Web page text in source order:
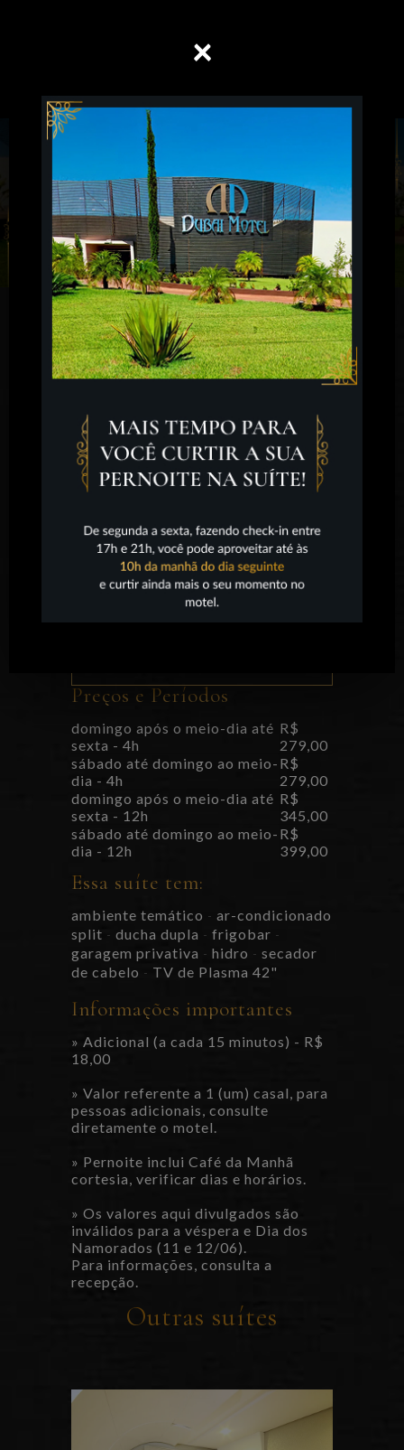
SUÍTES
Suíte Lounge
Preços e Períodos
domingo após o meio-dia até
sexta - 4h
R$
279,00
sábado até domingo ao meio-
dia - 4h
R$
279,00
domingo após o meio-dia até
sexta - 12h
R$
345,00
sábado até domingo ao meio-
dia - 12h
R$
399,00
Essa suíte tem:
ambiente temático - ar-condicionado
split - ducha dupla - frigobar -
garagem privativa - hidro - secador
de cabelo - TV de Plasma 42"
Informações importantes
» Adicional (a cada 15 minutos) - R$
18,00
» Valor referente a 1 (um) casal, para
pessoas adicionais, consulte
diretamente o motel.
» Pernoite inclui Café da Manhã
cortesia, verificar dias e horários.
» Os valores aqui divulgados são
inválidos para a véspera e Dia dos
Namorados (11 e 12/06).
Para informações, consulta a
recepção.
Outras suítes
×